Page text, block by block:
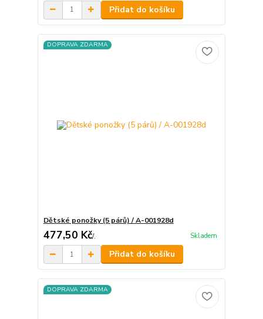
Přidat do košíku
DOPRAVA ZDARMA
Dětské ponožky (5 párů) / A-001928d
477,50 Kč/. Skladem
Přidat do košíku
DOPRAVA ZDARMA